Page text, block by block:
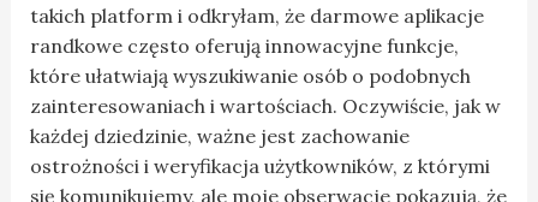
takich platform i odkryłam, że darmowe aplikacje
randkowe często oferują innowacyjne funkcje,
które ułatwiają wyszukiwanie osób o podobnych
zainteresowaniach i wartościach. Oczywiście, jak w
każdej dziedzinie, ważne jest zachowanie
ostrożności i weryfikacja użytkowników, z którymi
się komunikujemy, ale moje obserwacje pokazują, że